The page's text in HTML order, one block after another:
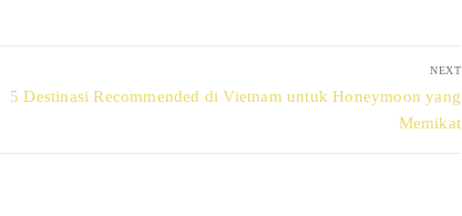
NEXT
Next
5 Destinasi Recommended di Vietnam untuk Honeymoon yang
Memikat